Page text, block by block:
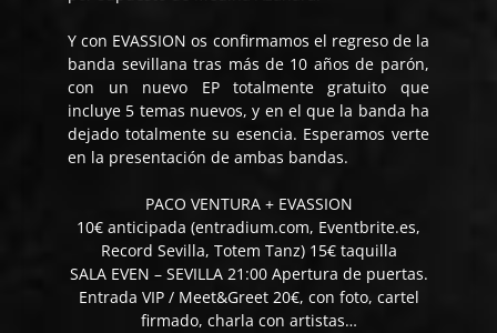
Y con EVASSION os confirmamos el regreso de la
banda sevillana tras más de 10 años de parón,
con un nuevo EP totalmente gratuito que
incluye 5 temas nuevos, y en el que la banda ha
dejado totalmente su esencia. Esperamos verte
en la presentación de ambas bandas.
PACO VENTURA + EVASSION
10€ anticipada (entradium.com, Eventbrite.es,
Record Sevilla, Totem Tanz) 15€ taquilla
SALA EVEN – SEVILLA 21:00 Apertura de puertas.
Entrada VIP / Meet&Greet 20€, con foto, cartel
firmado, charla con artistas…